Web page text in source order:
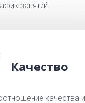
занятий
Качество
качества и